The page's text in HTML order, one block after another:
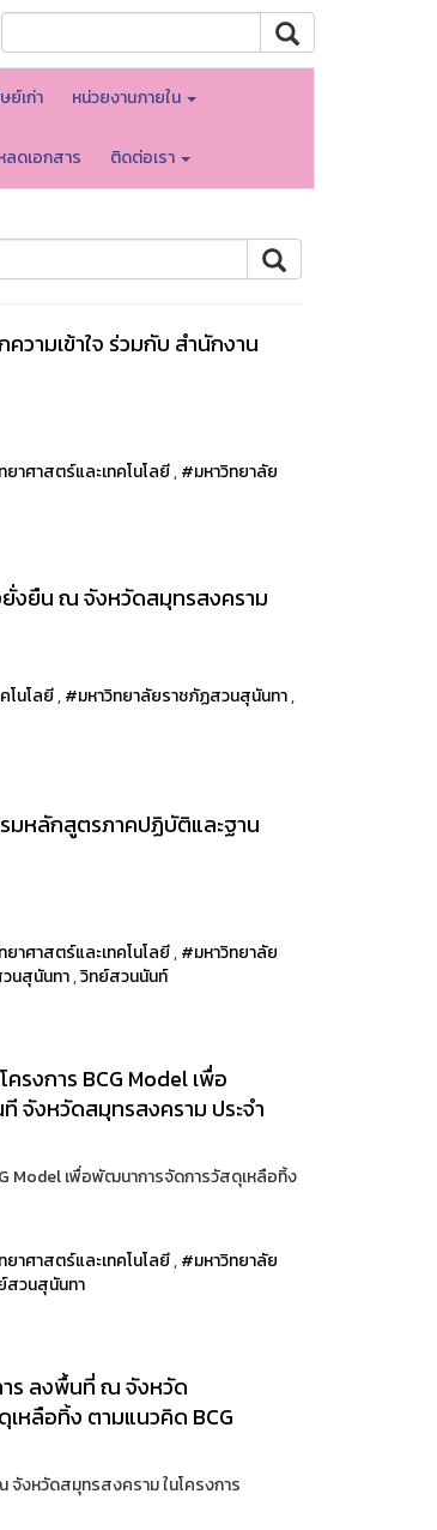
ย์เก่า หน่วยงานภายใน
ลดเอกสาร ติดต่อเรา
ามเข้าใจ ร่วมกับ สำนักงาน
าศาสตร์และเทคโนโลยี,#มหาวิทยาลัย
ยั่งยืน ณ จังหวัดสมุทรสงคราม
โนโลยี,#มหาวิทยาลัยราชภัฏสวนสุนันทา,
มหลักสูตรภาคปฏิบัติและฐาน
าศาสตร์และเทคโนโลยี,#มหาวิทยาลัย
นสุนันทา,วิทย์สวนนันท์
รงการ BCG Model เพื่อ
จังหวัดสมุทรสงคราม ประจำ
Model เพื่อพัฒนาการจัดการวัสดุเหลือทิ้ง
าศาสตร์และเทคโนโลยี,#มหาวิทยาลัย
สวนสุนันทา
าร ลงพื้นที่ ณ จังหวัด
หลือทิ้ง ตามแนวคิด BCG
งหวัดสมุทรสงคราม ในโครงการ